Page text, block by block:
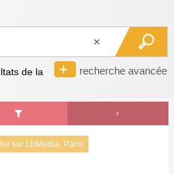
recherche avancée
de la
sur LbMedia. Paris